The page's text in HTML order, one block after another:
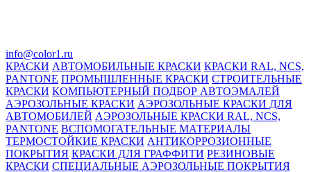
info@color1.ru
КРАСКИ АВТОМОБИЛЬНЫЕ КРАСКИ КРАСКИ RAL, NCS,
PANTONE ПРОМЫШЛЕННЫЕ КРАСКИ СТРОИТЕЛЬНЫЕ
КРАСКИ КОМПЬЮТЕРНЫЙ ПОДБОР АВТОЭМАЛЕЙ
АЭРОЗОЛЬНЫЕ КРАСКИ АЭРОЗОЛЬНЫЕ КРАСКИ ДЛЯ
АВТОМОБИЛЕЙ АЭРОЗОЛЬНЫЕ КРАСКИ RAL, NCS,
PANTONE ВСПОМОГАТЕЛЬНЫЕ МАТЕРИАЛЫ
ТЕРМОСТОЙКИЕ КРАСКИ АНТИКОРРОЗИОННЫЕ
ПОКРЫТИЯ КРАСКИ ДЛЯ ГРАФФИТИ РЕЗИНОВЫЕ
КРАСКИ СПЕЦИАЛЬНЫЕ АЭРОЗОЛЬНЫЕ ПОКРЫТИЯ